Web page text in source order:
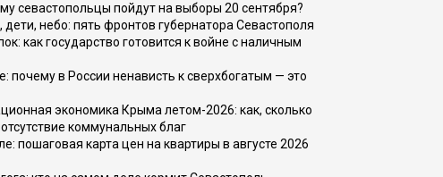
севастопольцы пойдут на выборы 20 сентября?
дети, небо: пять фронтов губернатора Севастополя
как государство готовится к войне с наличным
почему в России ненависть к сверхбогатым — это
экономика Крыма летом-2026: как, сколько
коммунальных благ
пошаговая карта цен на квартиры в августе 2026